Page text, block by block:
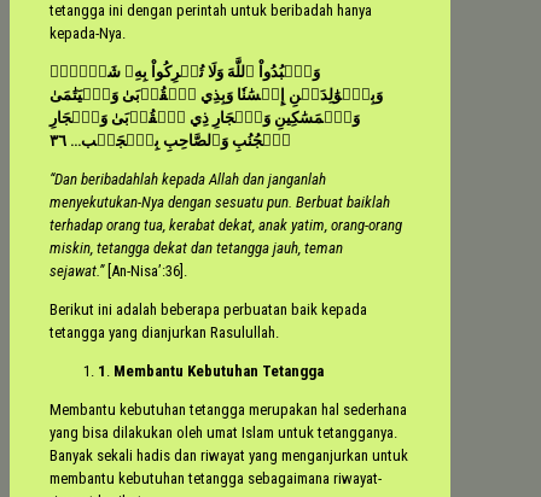
tetangga ini dengan perintah untuk beribadah hanya
kepada-Nya.
وَٱعۡبُدُواْ ٱللَّهَ وَلَا تُشۡرِكُواْ بِهِۦ شَيۡ‍ٔٗاۖ
وَبِٱلۡوَٰلِدَيۡنِ إِحۡسَٰنٗا وَبِذِي ٱلۡقُرۡبَىٰ وَٱلۡيَتَٰمَىٰ
وَٱلۡمَسَٰكِينِ وَٱلۡجَارِ ذِي ٱلۡقُرۡبَىٰ وَٱلۡجَارِ
ٱلۡجُنُبِ وَٱلصَّاحِبِ بِٱلۡجَنۢب… ٣٦
“Dan beribadahlah kepada Allah dan janganlah
menyekutukan-Nya dengan sesuatu pun. Berbuat baiklah
terhadap orang tua, kerabat dekat, anak yatim, orang-orang
miskin, tetangga dekat dan tetangga jauh, teman
sejawat.”[An-Nisa’:36].
Berikut ini adalah beberapa perbuatan baik kepada
tetangga yang dianjurkan Rasulullah.
1 . Membantu Kebutuhan Tetangga
Membantu kebutuhan tetangga merupakan hal sederhana
yang bisa dilakukan oleh umat Islam untuk tetangganya.
Banyak sekali hadis dan riwayat yang menganjurkan untuk
membantu kebutuhan tetangga sebagaimana riwayat-